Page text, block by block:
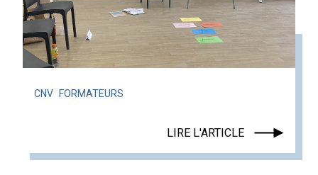
CNV FORMATEURS
LIRE L'ARTICLE